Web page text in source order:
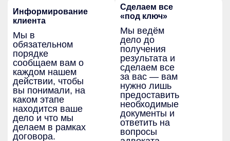
Информирование
клиента
Мы в
обязательном
порядке
сообщаем вам о
каждом нашем
действии, чтобы
вы понимали, на
каком этапе
находится ваше
дело и что мы
делаем в рамках
договора.
Сделаем все
«под ключ»
Мы ведём
дело до
получения
результата и
сделаем все
за вас — вам
нужно лишь
предоставить
необходимые
документы и
ответить на
вопросы